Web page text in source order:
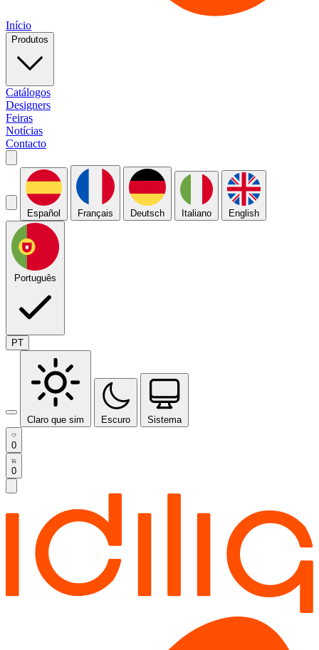
Início
Produtos
Catálogos
Designers
Feiras
Notícias
Contacto
Español Français Deutsch Italiano English
Português
PT
Claro que sim Escuro Sistema
0
0